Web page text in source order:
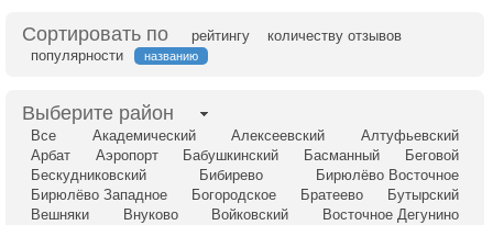
Сортировать по рейтингу
количеству отзывов
популярности
названию
Выберите район
Все Академический Алексеевский
Алтуфьевский
Арбат
Аэропорт Бабушкинский Басманный
Беговой
Бескудниковский
Бибирево
Бирюлёво Восточное
Бирюлёво Западное
Богородское Братеево
Бутырский
Вешняки
Внуково Войковский
Восточное Дегунино